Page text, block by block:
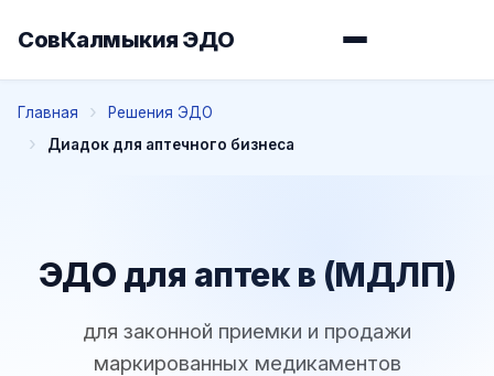
СовКалмыкия ЭДО
Главная
Решения ЭДО
Диадок для аптечного бизнеса
ЭДО для аптек в (МДЛП)
для законной приемки и продажи
маркированных медикаментов